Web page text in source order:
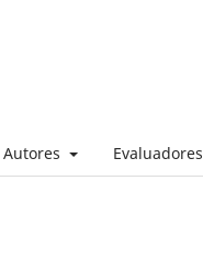
Autores Evaluadores